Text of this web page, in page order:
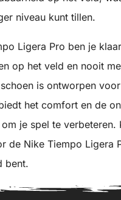
niveau kunt tillen.
Ligera Pro ben je
op het veld en nooit
is ontworpen voor
het comfort en de
je spel te verbeteren.
de Nike Tiempo Ligera
bent.